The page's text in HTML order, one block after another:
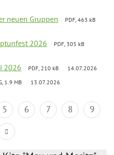
neuen Gruppen
PDF, 463 kB
2026
PDF, 305 kB
2026 PDF, 210 kB 14.07.2026
1.9 MB 13.07.2026
5 6 7 8
9